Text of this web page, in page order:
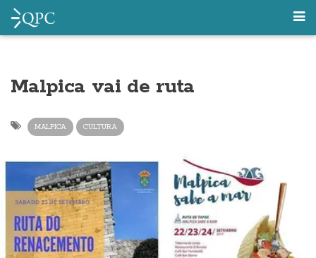
Malpica vai de ruta
MALPICA CULTURA